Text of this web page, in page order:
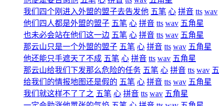
我们四个刚进入外盟的盟子去告发他 五笔 心 拼音 tts wav
他们四人都是外盟的盟子 五笔 心 拼音 tts wav 五角星
也未必会站在他们这一边 五笔 心 拼音 tts wav 五角星
那云山只是一个外盟的盟子 五笔 心 拼音 tts wav 五角星
他还能只手遮天了不成 五笔 心 拼音 tts wav 五角星
那云山给我们下发那么危险的任务 五笔 心 拼音 tts wav
给我们的情报地图还是假的 五笔 心 拼音 tts wav 五角星
我们就这样不了了之 五笔 心 拼音 tts wav 五角星